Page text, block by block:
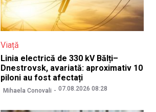
Viață
Linia electrică de 330 kV Bălți–
Dnestrovsk, avariată: aproximativ 10
piloni au fost afectați
Mihaela Conovali 07.08.2026 08:28